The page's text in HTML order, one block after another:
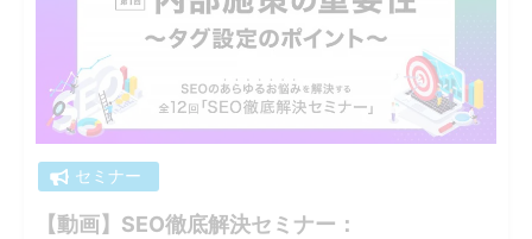
セミナー
【動画】SEO徹底解決セミナー：